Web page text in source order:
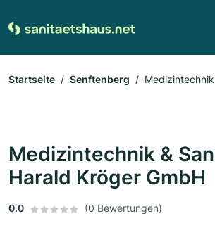
Startseite Senftenberg
Medizintechnik &
Harald Kröger GmbH
0.0 (0 Bewertungen)